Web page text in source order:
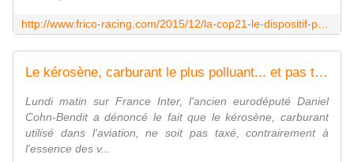
Le kérosène, carburant le plus polluant... et pas taxé
Lundi matin sur France Inter, l'ancien eurodéputé Daniel
Cohn-Bendit a dénoncé le fait que le kérosène, carburant
utilisé dans l'aviation, ne soit pas taxé, contrairement à
l'essence des v...